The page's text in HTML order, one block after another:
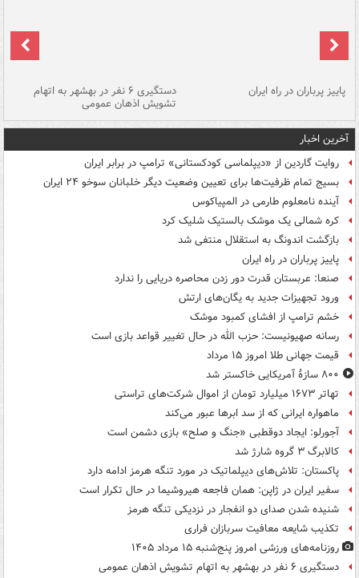
پاییز پرباران در راه ایران دستگیری ۶ نفر در بهشهر به اتهام
تشویش اذهان عمومی
آخرین اخبار
روایت گاردین از «دیپلماسی کودکستانی» ترامپ در برابر ایران
بسیج تمام ظرفیت‌ها برای تعیین وضعیت دیگر خلبانان سوخو ۲۴ ایران
آینده نامعلوم طارمی در المپیاکوس
کره شمالی یک موشک بالستیک شلیک کرد
بازگشت اندونگ به استقلال منتفی شد
پاییز پرباران در راه ایران
صنعا: عربستان قدرت دور زدن محاصره دریایی را ندارد
ورود تجهیزات جدید به یگان‌های ارتش
خشم ترامپ از افشای کمبود موشک
رسانه صهیونیست: حزب الله در حال تغییر قواعد بازی است
قیمت جهانی طلا امروز ۱۵ مرداد
۸۰۰ سازۀ آمریکایی خاکستر شد
تهاتر ۱۶۷۳ میلیارد تومان از اموال شرکت‌های تراستی
ماهواره ایرانی که از سد ابرها عبور می‌کند
آجورلو: ایجاد دوقطبی «جنگ و صلح‌» بازی دشمن است
کالابرگ ۳ گروه شارژ شد
پاکستان: تلاش‌های دیپلماتیک در مورد تنگه هرمز ادامه دارد
سفیر ایران در ژاپن: همان فاجعه هیروشیما در حال تکرار است
شنیده شدن صدای دو انفجار در نزدیکی تنگه هرمز
تکذیب شایعه معافیت سربازان فراری
روزنامه‌های ورزشی امروز پنج‌شنبه ۱۵ مرداد ۱۴۰۵
دستگیری ۶ نفر در بهشهر به اتهام تشویش اذهان عمومی